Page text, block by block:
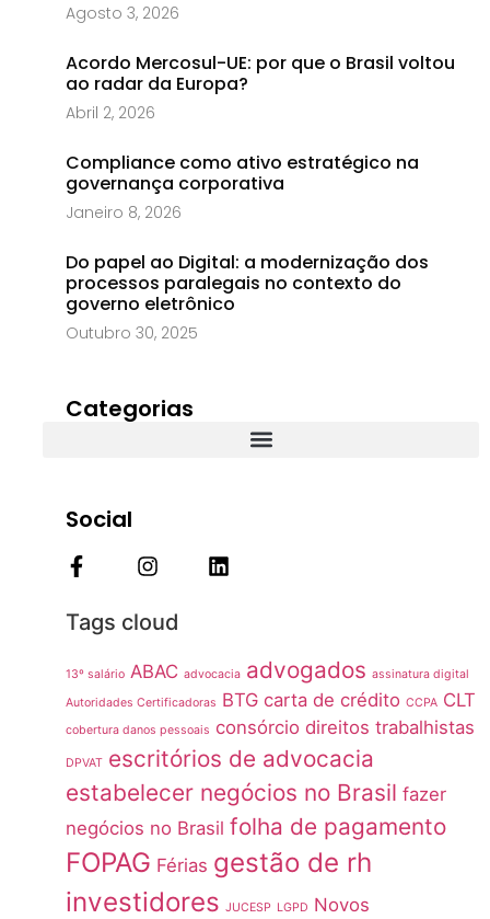
Agosto 3, 2026
Acordo Mercosul-UE: por que o Brasil voltou
ao radar da Europa?
Abril 2, 2026
Compliance como ativo estratégico na
governança corporativa
Janeiro 8, 2026
Do papel ao Digital: a modernização dos
processos paralegais no contexto do
governo eletrônico
Outubro 30, 2025
Categorias
Social
Tags cloud
13º salário ABAC advocacia advogados assinatura digital
Autoridades Certificadoras BTG carta de crédito CCPA CLT
cobertura danos pessoais consórcio direitos trabalhistas
DPVAT escritórios de advocacia
estabelecer negócios no Brasil fazer
negócios no Brasil folha de pagamento
FOPAG Férias gestão de rh
investidores JUCESP LGPD Novos